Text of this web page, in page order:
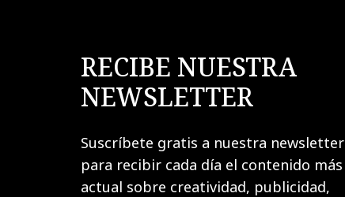
RECIBE NUESTRA
NEWSLETTER
Suscríbete gratis a nuestra newsletter
para recibir cada día el contenido más
actual sobre creatividad, publicidad,